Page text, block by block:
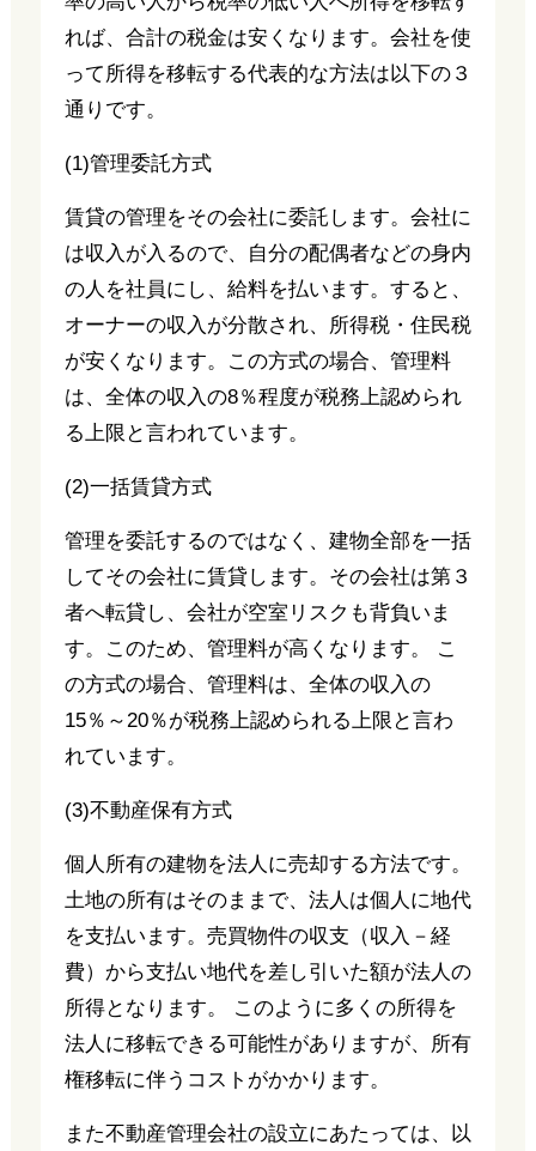
れば、合計の税金は安くなります。会社を使
って所得を移転する代表的な方法は以下の３
通りです。
(1)管理委託方式
賃貸の管理をその会社に委託します。会社に
は収入が入るので、自分の配偶者などの身内
の人を社員にし、給料を払います。すると、
オーナーの収入が分散され、所得税・住民税
が安くなります。この方式の場合、管理料
は、全体の収入の8％程度が税務上認められ
る上限と言われています。
(2)一括賃貸方式
管理を委託するのではなく、建物全部を一括
してその会社に賃貸します。その会社は第３
者へ転貸し、会社が空室リスクも背負いま
す。このため、管理料が高くなります。 こ
の方式の場合、管理料は、全体の収入の
15％～20％が税務上認められる上限と言わ
れています。
(3)不動産保有方式
個人所有の建物を法人に売却する方法です。
土地の所有はそのままで、法人は個人に地代
を支払います。売買物件の収支（収入－経
費）から支払い地代を差し引いた額が法人の
所得となります。 このように多くの所得を
法人に移転できる可能性がありますが、所有
権移転に伴うコストがかかります。
また不動産管理会社の設立にあたっては、以